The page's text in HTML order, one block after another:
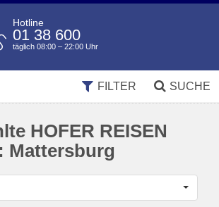
Hotline
01 38 600
täglich 08:00 – 22:00 Uhr
SUCHE
FILTER
HOFER REISEN
Mattersburg